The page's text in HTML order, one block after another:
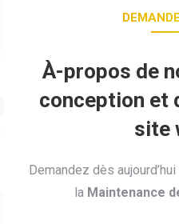
À-propos de
conception et
site
Demandez dès
la Maintenance